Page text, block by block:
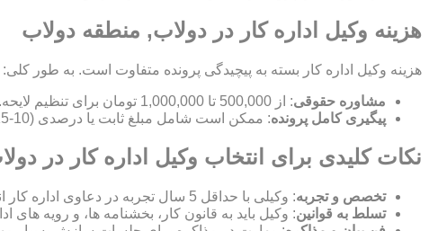
هزینه وکیل اداره کار در دولاب, منطقه دولاب
هزینه وکیل اداره کار بسته به پیچیدگی پرونده متفاوت است. به طور کلی:
مشاوره حقوقی: از 500,000 تا 1,000,000 تومان برای تنظیم لایحه.
پیگیری کامل پرونده: ممکن است شامل مبلغ ثابت یا درصدی (10-15%) از مبلغ توافق شده باشد.
نکات کلیدی برای انتخاب وکیل اداره کار در
تخصص و تجربه: وکیلی با حداقل 5 سال تجربه در دعاوی اداره کار انتخاب کنید.
تسلط به قوانین: وکیل باید به قانون کار، بخشنامه ها، و رویه های